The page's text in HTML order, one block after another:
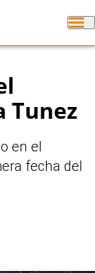
Tunez
en el
fecha del